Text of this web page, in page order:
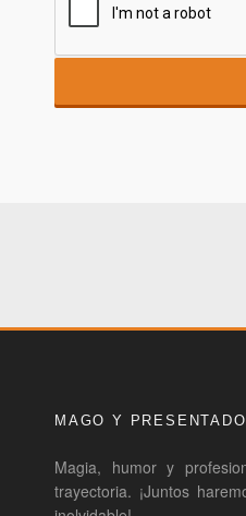
MAGO Y
Magia, humor y
trayectoria. ¡Juntos